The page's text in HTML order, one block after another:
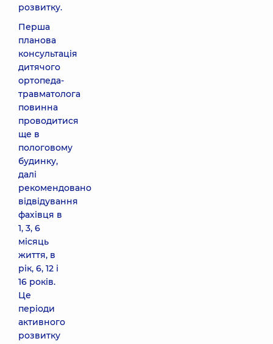
розвитку.
Перша
планова
консультація
дитячого
ортопеда-
травматолога
повинна
проводитися
ще в
пологовому
будинку,
далі
рекомендовано
відвідування
фахівця в
1, 3, 6
місяць
життя, в
рік, 6, 12 і
16 років.
Це
періоди
активного
розвитку